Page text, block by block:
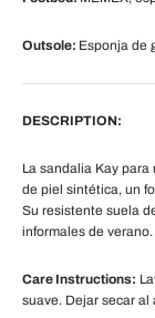
Outsole: Esponja de
DESCRIPTION:
La sandalia Kay
de piel sintética, un
Su resistente suela
informales de verano.
Care Instructions:
suave. Dejar secar al